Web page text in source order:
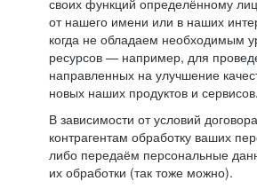
своих функций определённому
от нашего имени или в наших
когда не обладаем необходимым
ресурсов — например, для
направленных на улучшение
новых наших продуктов и сервисов.
В зависимости от условий
контрагентам обработку ваших
либо передаём персональные
их обработки (так тоже можно).